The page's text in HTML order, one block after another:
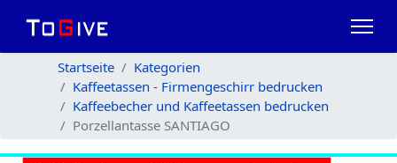
Startseite
Kategorien
Kaffeetassen - Firmengeschirr bedrucken
Kaffeebecher und Kaffeetassen bedrucken
Porzellantasse SANTIAGO